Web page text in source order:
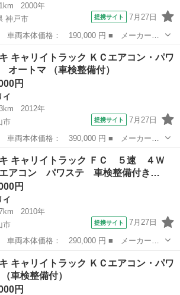
2000年
神戸市
提携サイト 7月27日
キャリイトラック ■ グレード名： Ｋ
４万キロ パワステ ５速マニュアル 法定
ャリイ
キャリイトラック ＫＣエアコン・パワ
オートマ （車検整備付）
円
イ
2012年
市
提携サイト 7月27日
キャリイトラック ■ グレード名： Ｋ
オートマ ■ 排気量： 660cc ■ ドア枚
キャリイ
キャリイトラック ＦＣ ５速 ４Ｗ
アコン パワステ 車検整備付き…
円
イ
2010年
市
提携サイト 7月27日
キャリイトラック ■ グレード名： Ｆ
ン パワステ 車検整備付き 走行距離６
キャリイ
キャリイトラック ＫＣエアコン・パワ
車検整備付）
円